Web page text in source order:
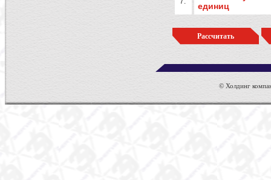
единиц
© Холдинг